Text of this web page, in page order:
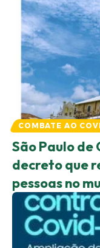
COMBATE AO
São Paulo
decreto que
pessoas no